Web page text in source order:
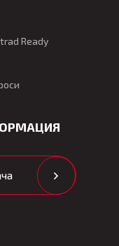
Ready